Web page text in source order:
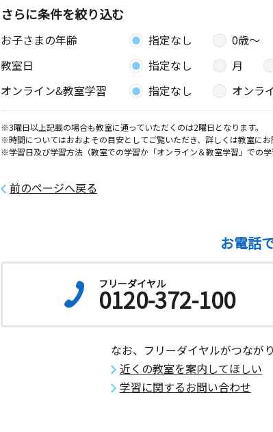
さらに条件を絞り込む
お子さまの年齢 指定なし 0歳〜
教室日
指定なし 月
オンライン&教室学習
指定なし オンラ
※3曜日以上記載の場合も教室に通っていただくのは2曜日となります。
※時間についてはおおよその目安としてご覧いただき、詳しくは教室に
※学習日及び学習方法（教室での学習か「オンライン＆教室学習」での
前のページへ戻る
お電話
フリーダイヤル
0120-372-100
なお、フリーダイヤルがつなが
近くの教室を案内してほしい
学習に関するお問い合わせ